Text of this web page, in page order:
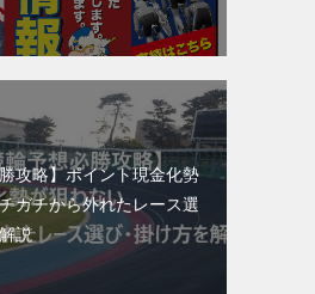
攻略】ポイント現金化勢
ガチから外れたレース選
説